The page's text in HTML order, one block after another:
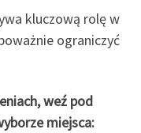
kluczową rolę w
ograniczyć
weź pod
miejsca: